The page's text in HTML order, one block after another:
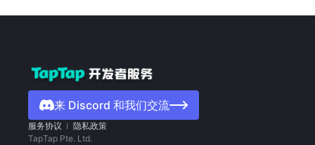
来 Discord 和我们交流
服务协议
隐私政策
TapTap Pte. Ltd.